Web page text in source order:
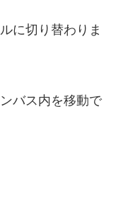
に切り替わりま
バス内を移動で